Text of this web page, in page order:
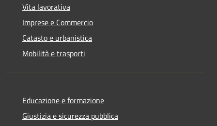
Vita lavorativa
Imprese e Commercio
Catasto e urbanistica
Mobilità e trasporti
Educazione e formazione
Giustizia e sicurezza pubblica